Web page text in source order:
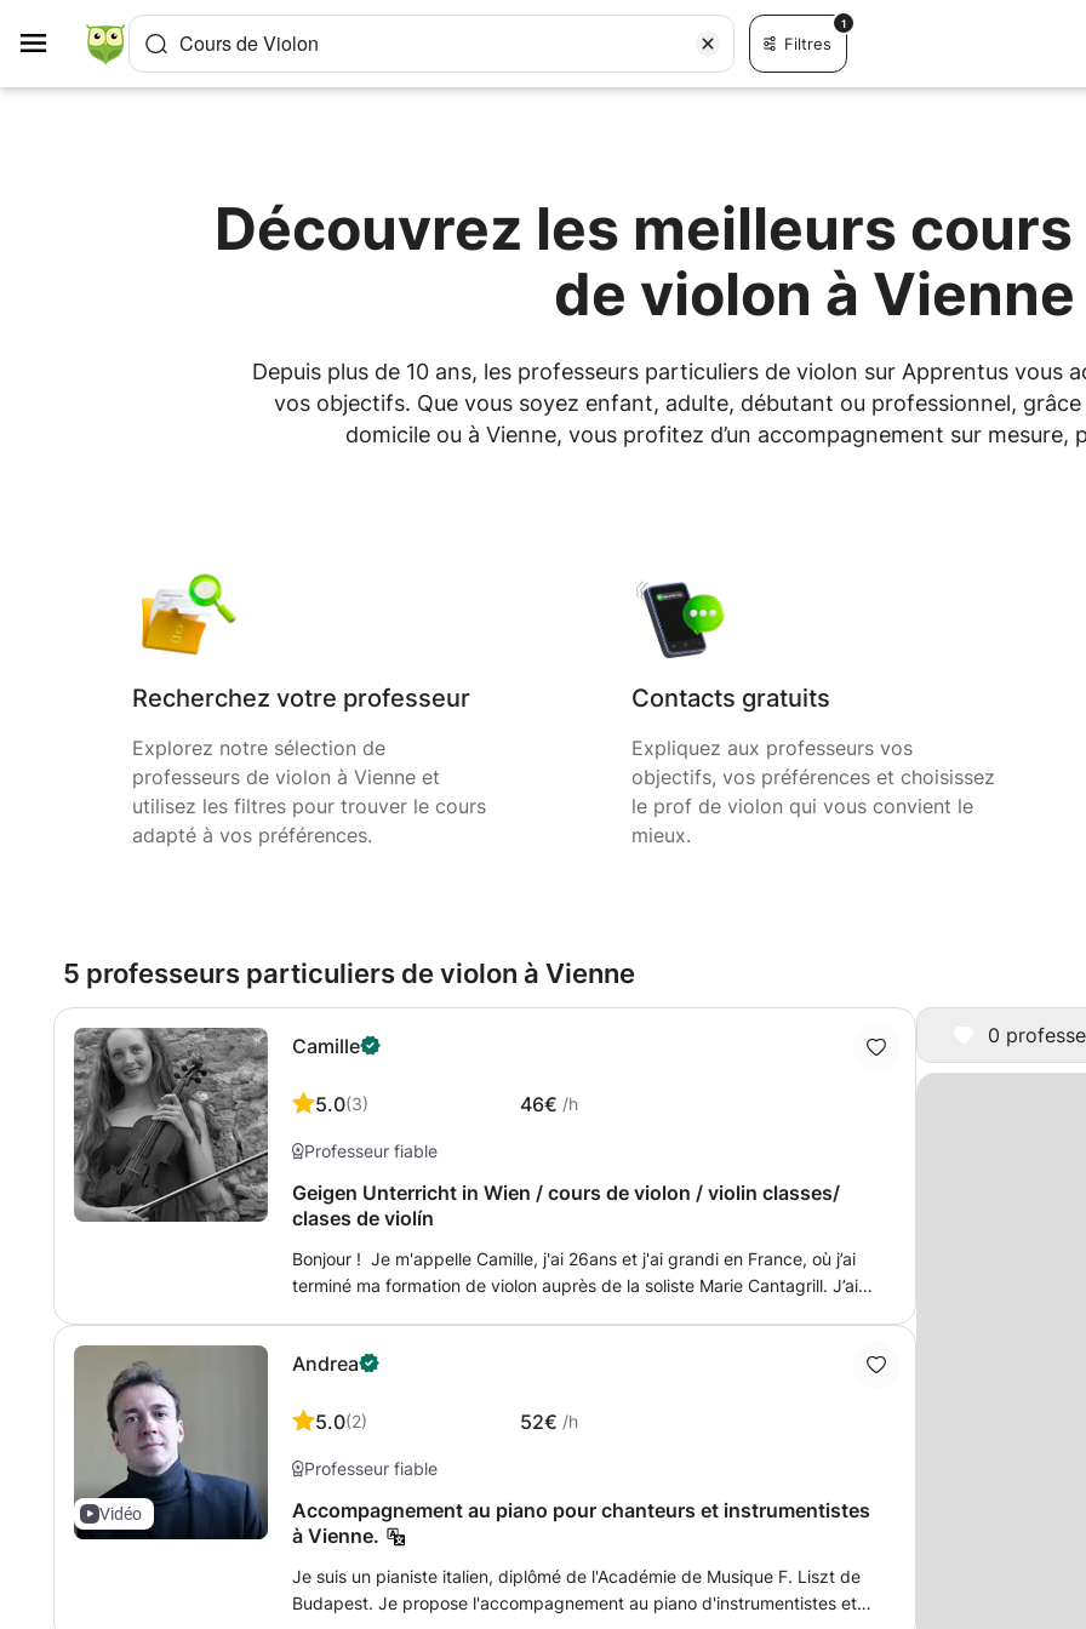
Cours de Violon Filtres
1
Découvrez les meilleurs
de violon à Vienne
Depuis plus de 10 ans, les professeurs particuliers de violon sur Apprentus vous
vos objectifs. Que vous soyez enfant, adulte, débutant ou professionnel,
domicile ou à Vienne, vous profitez d’un accompagnement sur mesure,
Recherchez votre professeur
Explorez notre sélection de
professeurs de violon à Vienne et
utilisez les filtres pour trouver le cours
adapté à vos préférences.
Contacts gratuits
Expliquez aux professeurs vos
objectifs, vos préférences et choisissez
le prof de violon qui vous convient le
mieux.
0
5 professeurs particuliers de violon à Vienne
Camille
5.0(3) 46€ /h
Professeur fiable
Geigen Unterricht in Wien / cours de violon / violin classes/
clases de violín
Bonjour ! Je m'appelle Camille, j'ai 26ans et j'ai grandi en France, où j’ai
terminé ma formation de violon auprès de la soliste Marie Cantagrill. J’ai
professeur Wojciech Koprowski. Actuellement, je poursuis mes études de
l’Université de musique et des arts du spectacle de Vienne (MDW).
acquis de nombreuses connaissances en pédagogie, techniques d’étude,
musicalité, etc., que j’aimerais beaucoup partager avec vous ! Pour moi,
il est essentiel de cultiver le plaisir de jouer et de travailler la technique au
service de la musique. Les cours peuvent être donnés en français,
allemand ou anglais, selon vos préférences. Je propose les cours à mon
domicile (équipé d’un piano électrique, pupitre...) ou je peux aussi me
Vidéo
Andrea
5.0(2) 52€ /h
Professeur fiable
Accompagnement au piano pour chanteurs et instrumentistes
à Vienne.
Je suis un pianiste italien, diplômé de l'Académie de Musique F. Liszt de
Budapest. Je propose l'accompagnement au piano d'instrumentistes et